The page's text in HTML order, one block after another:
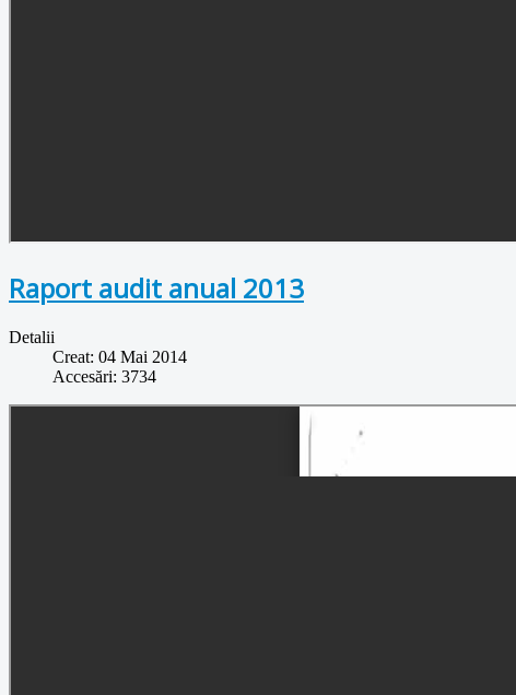
Raport audit anual 2013
Detalii
Creat: 04 Mai 2014
Accesări: 3734